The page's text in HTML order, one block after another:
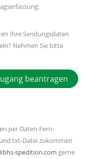
Ihre Sendungsdaten
Nehmen Sie bitte
beantragen
per Daten-Fern-
txt-Datei zukommen
spedition.com gerne